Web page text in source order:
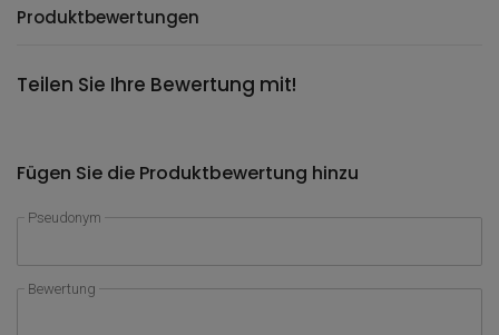
Produktbewertungen
Teilen Sie Ihre Bewertung mit!
Fügen Sie die Produktbewertung hinzu
Pseudonym
Bewertung